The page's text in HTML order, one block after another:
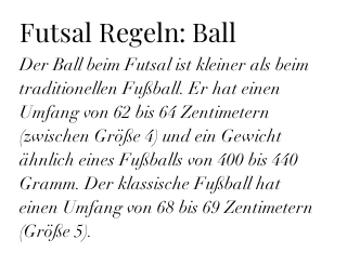
Futsal Regeln: Ball
Der Ball beim Futsal ist kleiner als beim
traditionellen Fußball. Er hat einen
Umfang von 62 bis 64 Zentimetern
(zwischen Größe 4) und ein Gewicht
ähnlich eines Fußballs von 400 bis 440
Gramm. Der klassische Fußball hat
einen Umfang von 68 bis 69 Zentimetern
(Größe 5).